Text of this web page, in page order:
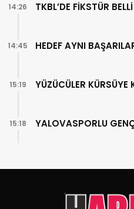
TKBL’DE FİKSTÜR
14:26
HEDEF AYNI
14:45
YÜZÜCÜLER
15:19
YALOVASPORLU
15:18